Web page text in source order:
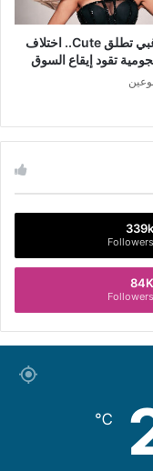
نوال الزغبي تطلق Cute.. اختلاف
تقود إيقاع السوق
339k
Followers
84K
Followers
℃